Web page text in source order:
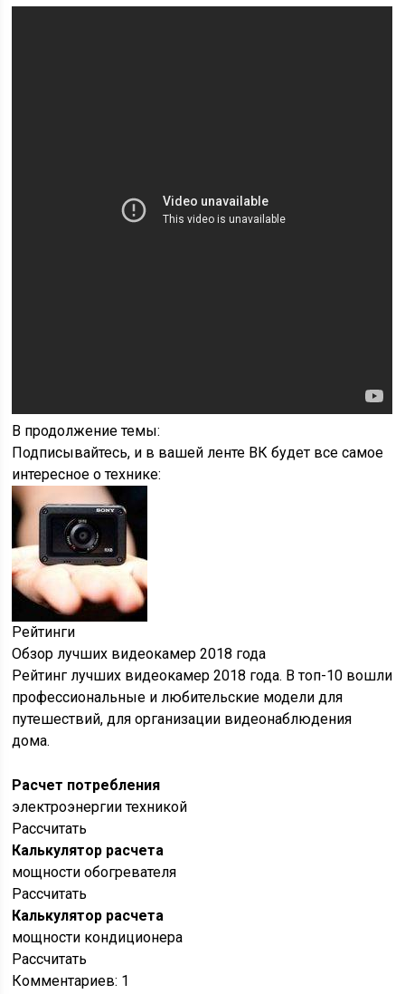
В продолжение темы:
Подписывайтесь, и в вашей ленте ВК будет все самое
интересное о технике:
Рейтинги
Обзор лучших видеокамер 2018 года
Рейтинг лучших видеокамер 2018 года. В топ-10 вошли
профессиональные и любительские модели для
путешествий, для организации видеонаблюдения
дома.
Расчет потребления
электроэнергии техникой
Рассчитать
Калькулятор расчета
мощности обогревателя
Рассчитать
Калькулятор расчета
мощности кондиционера
Рассчитать
Комментариев: 1